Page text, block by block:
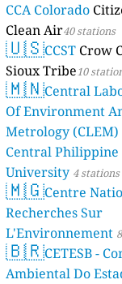
CCA Colorado
Clean Air40 stations
🇺🇸CCST Crow
Sioux Tribe10
🇲🇳Central
Of Environment
Metrology (CLEM)
Central Philippine
University 4 stations
🇲🇬Centre
Recherches Sur
L'Environnement
🇧🇷CETESB -
Ambiental Do